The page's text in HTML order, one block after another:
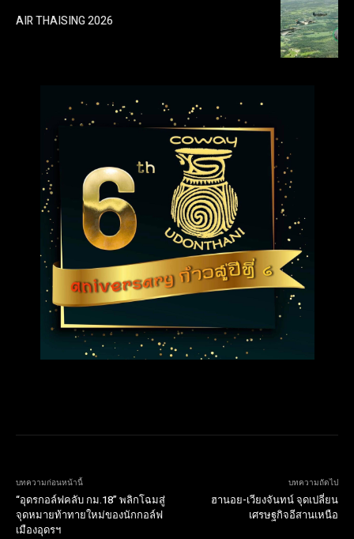
AIR THAISING 2026
บทความก่อนหน้านี้
“อุดรกอล์ฟคลับ กม.18” พลิกโฉมสู่
จุดหมายท้าทายใหม่ของนักกอล์ฟ
เมืองอุดรฯ
บทความถัดไป
ฮานอย-เวียงจันทน์ จุดเปลี่ยน
เศรษฐกิจอีสานเหนือ